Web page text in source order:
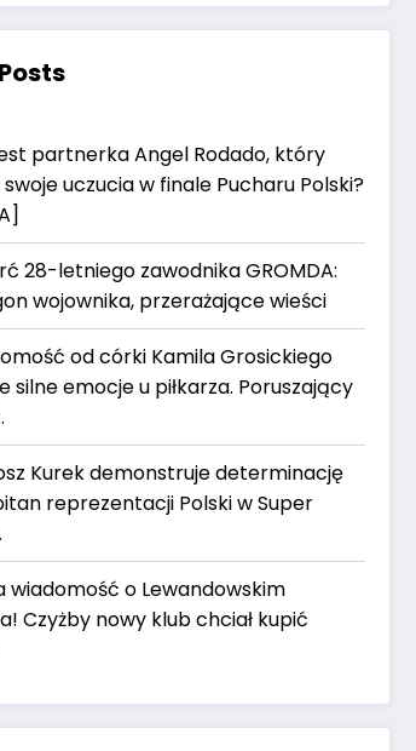
partnerka Angel Rodado, który
swoje uczucia w finale Pucharu Polski?
28-letniego zawodnika GROMDA:
wojownika, przerażające wieści
od córki Kamila Grosickiego
silne emocje u piłkarza. Poruszający
Kurek demonstruje determinację
reprezentacji Polski w Super
wiadomość o Lewandowskim
Czyżby nowy klub chciał kupić